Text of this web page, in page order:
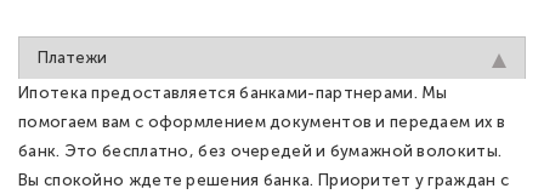
Платежи
Ипотека предоставляется банками-партнерами. Мы
помогаем вам с оформлением документов и передаем их в
банк. Это бесплатно, без очередей и бумажной волокиты.
Вы спокойно ждете решения банка. Приоритет у граждан с